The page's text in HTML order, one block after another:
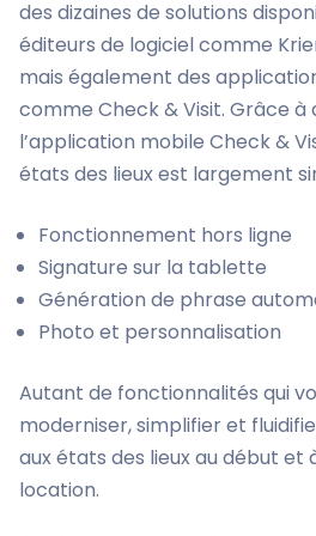
des dizaines de solutions
éditeurs de logiciel comme
mais également des
comme Check & Visit. Grâce à
l’application mobile Check &
états des lieux est largement
Fonctionnement hors ligne
Signature sur la tablette
Génération de phrase
Photo et personnalisation
Autant de fonctionnalités qui
moderniser, simplifier et
aux états des lieux au début et
location.